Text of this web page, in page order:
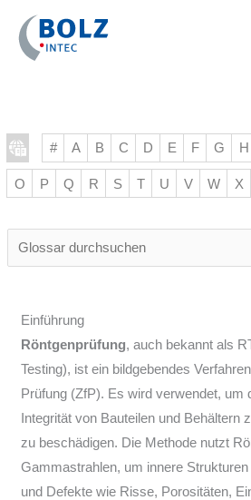
Inhalt
springen
# A B C D E F G H
O P Q R S T U V W X
Glossar
durchsuchen
Einführung
Röntgenprüfung, auch bekannt als
Testing), ist ein bildgebendes
Prüfung (ZfP). Es wird verwendet, um
Integrität von Bauteilen und Behältern
zu beschädigen. Die Methode nutzt
Gammastrahlen, um innere
und Defekte wie Risse, Porositäten,